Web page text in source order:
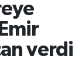
verdi